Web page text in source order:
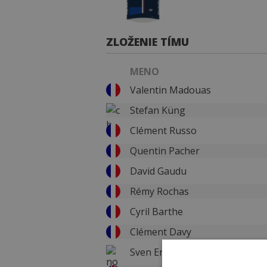
ZLOŽENIE TÍMU
MENO
Valentin Madouas
Stefan Küng
Clément Russo
Quentin Pacher
David Gaudu
Rémy Rochas
Cyril Barthe
Clément Davy
Sven Erik Bystrøm